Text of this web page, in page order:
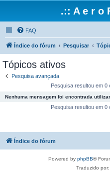
.:: A e r o
FAQ
Índice do fórum Pesquisar
Tópicos ativos
Pesquisa avançada
Pesquisa resultou em 0
Nenhuma mensagem foi encontrada
Pesquisa resultou em 0
Índice do fórum
Powered by phpBB®
Traduzido por: